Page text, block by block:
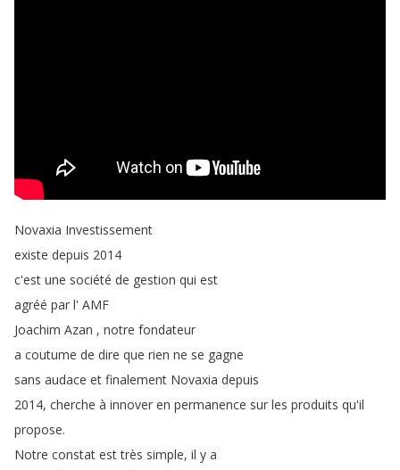
Novaxia Investissement
existe depuis 2014
c'est une société de gestion qui est
agréé par l' AMF
Joachim Azan , notre fondateur
a coutume de dire que rien ne se gagne
sans audace et finalement Novaxia depuis
2014, cherche à innover en permanence sur les produits qu'il
propose.
Notre constat est très simple, il y a